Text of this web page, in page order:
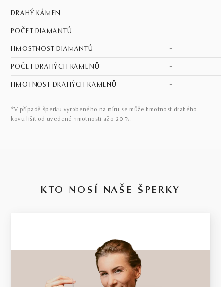
DRAHÝ KÁMEN –
POČET DIAMANTŮ –
HMOSTNOST DIAMANTŮ –
POČET DRAHÝCH KAMENŮ –
HMOTNOST DRAHÝCH KAMENŮ –
*V případě šperku vyrobeného na míru se může hmotnost drahého
kovu lišit od uvedené hmotnosti až o 20 %.
KTO NOSÍ NAŠE ŠPERKY